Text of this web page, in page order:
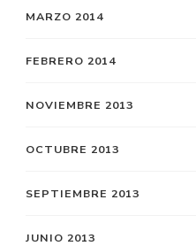
MARZO 2014
FEBRERO 2014
NOVIEMBRE 2013
OCTUBRE 2013
SEPTIEMBRE 2013
JUNIO 2013